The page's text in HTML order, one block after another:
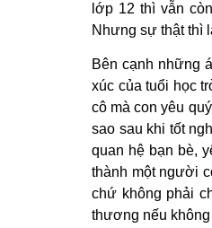
lớp 12 thì vẫn
Nhưng sự thật thì
Bên cạnh những
xúc của tuổi học
cô mà con yêu
sao sau khi tốt
quan hệ bạn bè,
thành một người
chứ không phải
thương nếu